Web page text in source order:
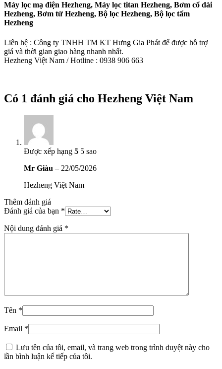
Máy lọc mạ điện Hezheng, Máy lọc titan Hezheng, Bơm cổ dài
Hezheng, Bơm từ Hezheng, Bộ lọc Hezheng, Bộ lọc tấm
Hezheng
Liên hệ : Công ty TNHH TM KT Hưng Gia Phát để được hỗ trợ
giá và thời gian giao hàng nhanh nhất.
Hezheng Việt Nam / Hotline : 0938 906 663
Có 1 đánh giá cho Hezheng Việt Nam
Được xếp hạng 5 5 sao
Mr Giàu – 22/05/2026
Hezheng Việt Nam
Thêm đánh giá
Đánh giá của bạn *
Nội dung đánh giá *
Tên *
Email *
Lưu tên của tôi, email, và trang web trong trình duyệt này cho
lần bình luận kế tiếp của tôi.